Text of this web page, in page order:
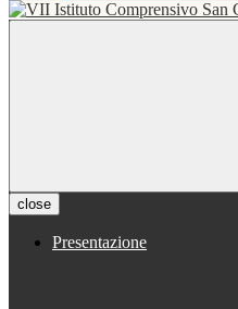
close
Presentazione